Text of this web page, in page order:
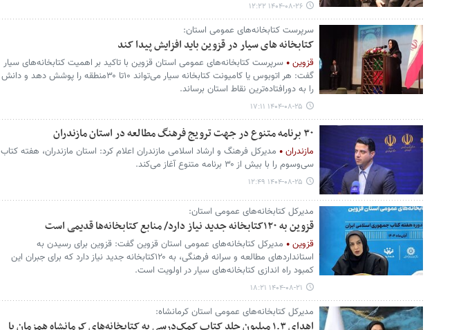
۱۴۰۴-۰۸-۲۶ ۱۲:۲۲
سرپرست کتابخانه‌های عمومی استان:
کتابخانه های سیار در قزوین باید افزایش پیدا کند
قزوین
سرپرست کتابخانه‌های عمومی استان قزوین با تاکید بر اهمیت کتابخانه‌های سیار
گفت: هر اتوبوس یا کامیونت کتابخانه سیار می‌تواند ۱۰تا ۳۰منطقه را پوشش دهد و دانش
را به دورافتاده‌ترین نقاط استان برساند.
۱۴۰۴-۰۸-۲۵ ۱۷:۱۱
۳۰ برنامه متنوع در جهت ترویج فرهنگ مطالعه در استان مازندران
مازندران
مدیرکل فرهنگ و ارشاد اسلامی مازندران اعلام کرد: استان مازندران، هفته کتاب
سی‌وسوم را با بیش از ۳۰ برنامه متنوع آغاز می‌کند.
۱۴۰۴-۰۸-۲۵ ۱۲:۴۹
مدیرکل کتابخانه‌های عمومی استان:
قزوین به ۱۲۰کتابخانه جدید نیاز دارد/ منابع کتابخانه‌ها قدیمی است
قزوین
مدیرکل کتابخانه‌های عمومی استان قزوین گفت: قزوین برای رسیدن به
استانداردهای مطالعه و سرانه فرهنگی، به ۱۲۰کتابخانه جدید نیاز دارد که برای جبران این
کمبود راه اندازی کتابخانه‌های سیار در اولویت است.
۱۴۰۴-۰۸-۲۱ ۱۸:۲۱
مدیرکل کتابخانه‌های عمومی استان کرمانشاه: